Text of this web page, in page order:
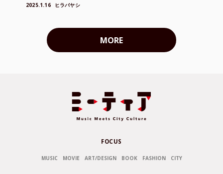
2025.1.16 ヒラバヤシ
MORE
FOCUS
MUSIC MOVIE ART/DESIGN BOOK FASHION CITY